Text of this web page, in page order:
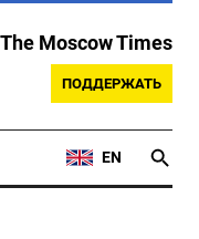
Moscow Times
ПОДДЕРЖАТЬ
EN